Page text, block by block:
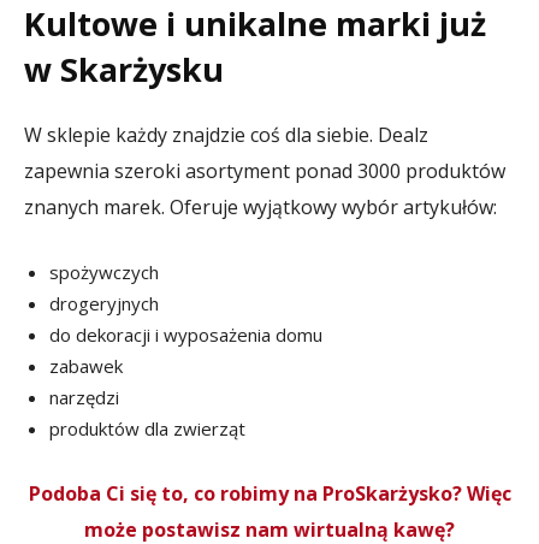
Kultowe i unikalne marki już
w Skarżysku
W sklepie każdy znajdzie coś dla siebie. Dealz
zapewnia szeroki asortyment ponad 3000 produktów
znanych marek. Oferuje wyjątkowy wybór artykułów:
spożywczych
drogeryjnych
do dekoracji i wyposażenia domu
zabawek
narzędzi
produktów dla zwierząt
Podoba Ci się to, co robimy na ProSkarżysko? Więc
może postawisz nam wirtualną kawę?